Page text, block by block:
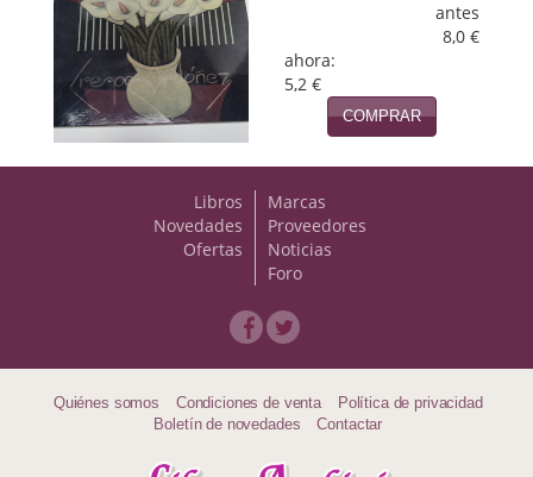
antes
8,0 €
ahora:
5,2 €
COMPRAR
Libros
Novedades
Ofertas
Marcas
Proveedores
Noticias
Foro
Quiénes somos Condiciones de venta
Política de privacidad
Boletín de novedades
Contactar